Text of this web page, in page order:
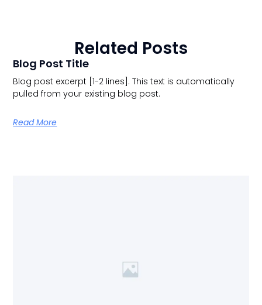
Related Posts
Blog Post Title
Blog post excerpt [1-2 lines]. This text is automatically
pulled from your existing blog post.
Read More